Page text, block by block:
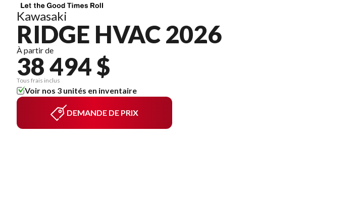
Kawasaki
RIDGE HVAC 2026
À partir de
38 494 $
Tous frais inclus
Voir nos 3 unités en inventaire
DEMANDE DE PRIX